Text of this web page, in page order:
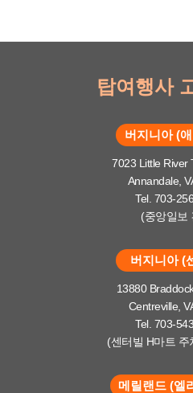
탑여행사
버지니아 (
7023 Little River
Annandale,
Tel. 703-
(중앙일보
버지니아 (
13880
Centreville,
Tel. 703-
(센터빌 H마트 주
메릴랜드 (엘